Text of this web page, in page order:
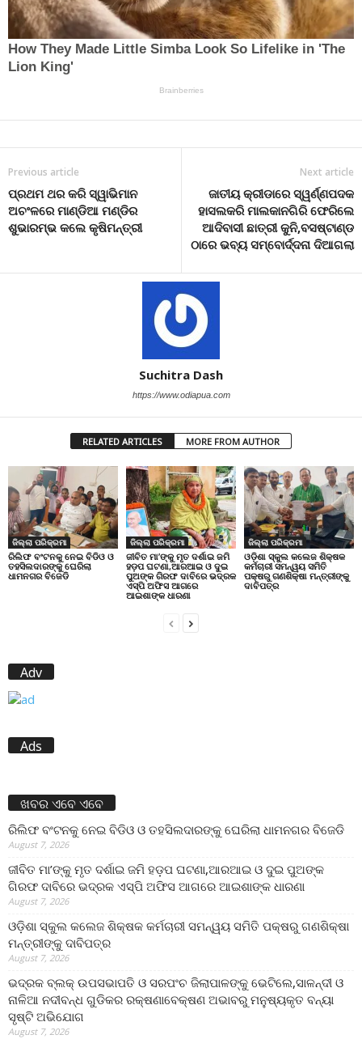
Previous article
ପ୍ରଥମ ଥର କରି ସ୍ୱାଭିମାନ
ଅଚଂଳରେ ମାଣ୍ଡିଆ ମଣ୍ଡିର
ଶୁଭାରମ୍ଭ କଲେ କୃଷିମନ୍ତ୍ରୀ
Next article
ଜାତୀୟ କ୍ରୀଡାରେ ସ୍ୱର୍ଣ୍ଣପଦକ
ହାସଲକରି ମାଲକାନଗିରି ଫେରିଲେ
ଆଦିବାସୀ ଛାତ୍ରୀ କୁନି,ବସଷ୍ଟାଣ୍ଡ
ଠାରେ ଭବ୍ୟ ସମ୍ବୋର୍ଦ୍ଦନା ଦିଆଗଲା
Suchitra Dash
https://www.odiapua.com
RELATED ARTICLES MORE FROM AUTHOR
ଜିଲ୍ଲା ପରିକ୍ରମା
ରିଲିଫ ବଂଟନକୁ ନେଇ ବିଡିଓ ଓ
ତହସିଲଦାରଙ୍କୁ ଘେରିଲା
ଧାମନଗର ବିଜେଡି
ଜିଲ୍ଲା ପରିକ୍ରମା
ଜୀବିତ ମା’ଙ୍କୁ ମୃତ ଦର୍ଶାଇ ଜମି
ହଡ଼ପ ଘଟଣା,ଆରଆଇ ଓ ଦୁଇ
ପୁଅଙ୍କ ଗିରଫ ଦାବିରେ ଭଦ୍ରକ
ଏସ୍‌ପି ଅଫିସ ଆଗରେ
ଆଇଶାଙ୍କ ଧାରଣା
ଜିଲ୍ଲା ପରିକ୍ରମା
ଓଡ଼ିଶା ସ୍କୁଲ କଲେଜ ଶିକ୍ଷକ
କର୍ମଚାରୀ ସମନ୍ୱୟ ସମିତି
ପକ୍ଷରୁ ଗଣଶିକ୍ଷା ମନ୍ତ୍ରୀଙ୍କୁ
ଦାବିପତ୍ର
Adv
Ads
ଖବର ଏବେ ଏବେ
ରିଲିଫ ବଂଟନକୁ ନେଇ ବିଡିଓ ଓ ତହସିଲଦାରଙ୍କୁ ଘେରିଲା ଧାମନଗର ବିଜେଡି
August 7, 2026
ଜୀବିତ ମା’ଙ୍କୁ ମୃତ ଦର୍ଶାଇ ଜମି ହଡ଼ପ ଘଟଣା,ଆରଆଇ ଓ ଦୁଇ ପୁଅଙ୍କ
ଗିରଫ ଦାବିରେ ଭଦ୍ରକ ଏସ୍‌ପି ଅଫିସ ଆଗରେ ଆଇଶାଙ୍କ ଧାରଣା
August 7, 2026
ଓଡ଼ିଶା ସ୍କୁଲ କଲେଜ ଶିକ୍ଷକ କର୍ମଚାରୀ ସମନ୍ୱୟ ସମିତି ପକ୍ଷରୁ ଗଣଶିକ୍ଷା
ମନ୍ତ୍ରୀଙ୍କୁ ଦାବିପତ୍ର
August 7, 2026
ଭଦ୍ରକ ବ୍ଲକ୍ ଉପସଭାପତି ଓ ସରପଂଚ ଜିଲାପାଳଙ୍କୁ ଭେଟିଲେ,ସାଳନ୍ଦୀ ଓ
ନାଳିଆ ନଦୀବନ୍ଧ ଗୁଡିକର ରକ୍ଷଣାବେକ୍ଷଣ ଅଭାବରୁ ମନୁଷ୍ୟକୃତ ବନ୍ୟା
ସୃଷ୍ଟି ଅଭିଯୋଗ
August 7, 2026